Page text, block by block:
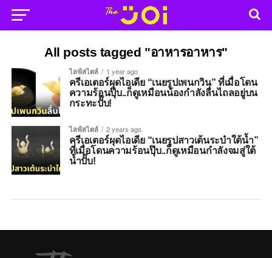
All posts tagged "อาหารอาหาร"
ไลฟ์สไตล์ 1 year ago
ครีเอเตอร์ผุดไอเดีย “เนยรูปเพนกวิน” ที่เมื่อโดน
ความร้อนปุ๊บ..ก็ดูเหมือนน้องกำลังลื่นไถลอยู่บน
กระทะปั๊บ!
ไลฟ์สไตล์ 2 years ago
ครีเอเตอร์ผุดไอเดีย “เนยรูปสาวเต้นระบำใต้น้ำ”
ที่เมื่อโดนความร้อนปุ๊บ..ก็ดูเหมือนกำลังจมสู่ใต้
น้ำปั๊บ!